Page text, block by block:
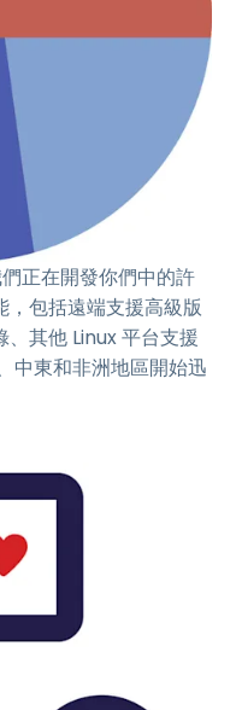
正在開發你們中的許
，包括遠端支援高級版
其他 Linux 平台支援
中東和非洲地區開始迅